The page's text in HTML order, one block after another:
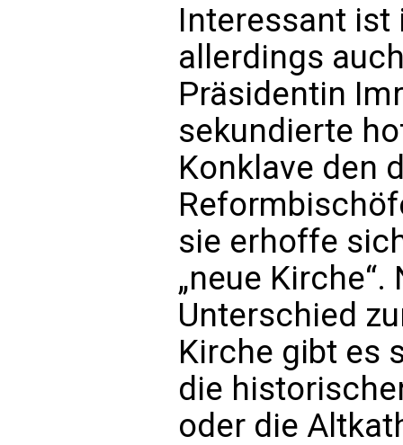
Interessant ist
allerdings
Präsidentin
sekundierte
Konklave den
sie erhoffe
„neue Kirche“.
Unterschied
Kirche gibt es
die
oder die